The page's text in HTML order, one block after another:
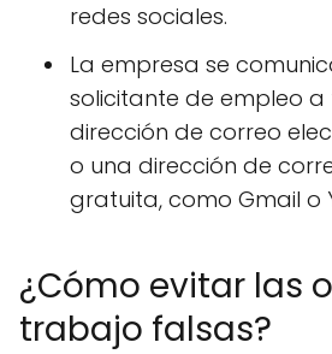
redes sociales.
La empresa se
solicitante de empleo a
dirección de correo
o una dirección de
gratuita, como Gmail o
¿Cómo evitar las
trabajo falsas?